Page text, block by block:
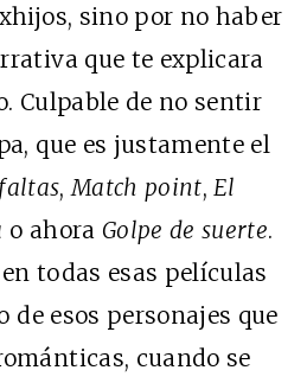
sino por no haber
que te explicara
Culpable de no sentir
que es justamente el
, Match point, El
o ahora Golpe de suerte.
todas esas películas
de esos personajes que
cuando se